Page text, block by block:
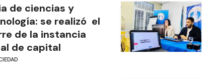
de ciencias y
se realizó el
de la instancia
de capital